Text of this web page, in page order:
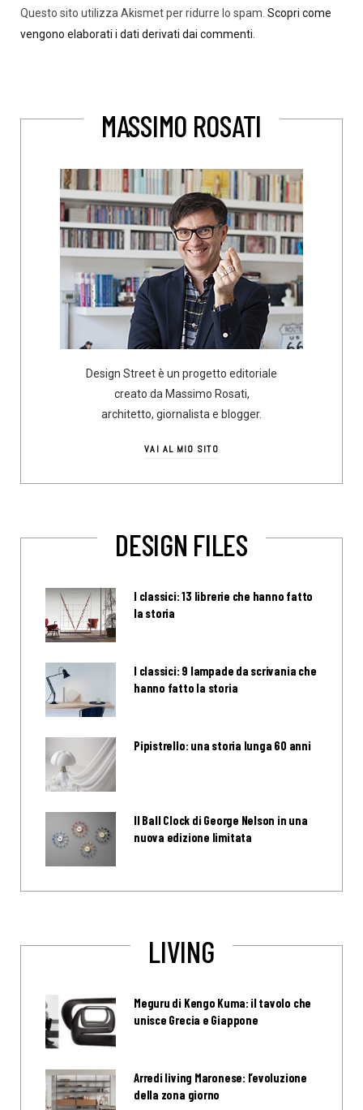
Questo sito utilizza Akismet per ridurre lo spam. Scopri come
vengono elaborati i dati derivati dai commenti.
MASSIMO ROSATI
Design Street è un progetto editoriale
creato da Massimo Rosati,
architetto, giornalista e blogger.
VAI AL MIO SITO
DESIGN FILES
I classici: 13 librerie che hanno fatto
la storia
I classici: 9 lampade da scrivania che
hanno fatto la storia
Pipistrello: una storia lunga 60 anni
Il Ball Clock di George Nelson in una
nuova edizione limitata
LIVING
Meguru di Kengo Kuma: il tavolo che
unisce Grecia e Giappone
Arredi living Maronese: l’evoluzione
della zona giorno